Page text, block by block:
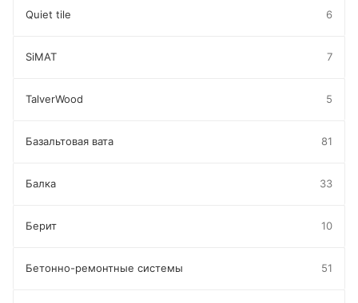
Quiet tile 6
SiMAT 7
TalverWood 5
Базальтовая вата 81
Балка 33
Берит 10
Бетонно-ремонтные системы 51